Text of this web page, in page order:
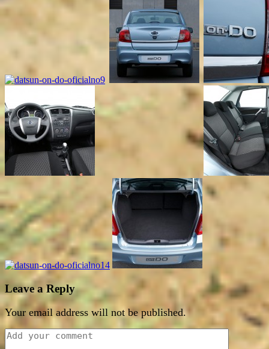
Leave a Reply
Your email address will not be published.